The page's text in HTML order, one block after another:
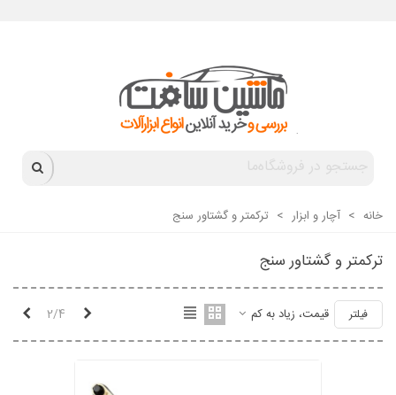
خانه > آچار و ابزار > ترکمتر و گشتاور سنج
ترکمتر و گشتاور سنج
فیلتر قیمت، زیاد به کم قبلی2/4